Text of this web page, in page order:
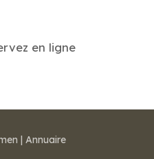
en ligne
| Annuaire